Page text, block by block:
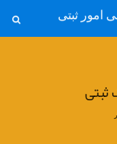
امور ثبتی
ثبتی